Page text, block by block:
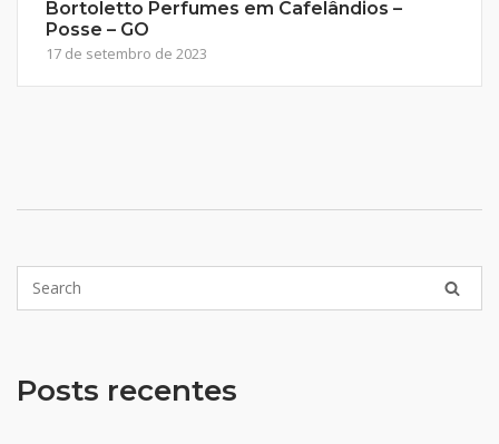
Bortoletto Perfumes em Cafelândios –
Posse – GO
17 de setembro de 2023
Posts recentes